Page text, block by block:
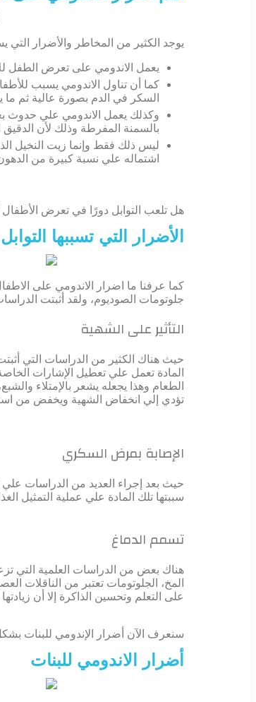
يوجد الكثير من المخاطر والأضرار التي
يعمل الاندومي على تعرض الطفل
كما أن تناول الاندومي يسبب
السكر في الدم بصورة عالية ثم
وكذلك يعمل الاندومي علي حدوث
بالسمنة المفرطة وذلك لأن الدقيق
ليس ذلك فقط وإنما زيت النخيل
اشتماله علي نسبة كبيرة من
هل تلعب التوابل دورًا في تعرض
الأضرار التي تسببها
كما عرفنا ما اضرار الاندومي على
جلوتومات الصوديوم، ولقد أثبتت
التأثير على الشهية
حيث هناك الكثير من الدراسات التي
المادة تعمل علي تعطيل الإشارات
الطعام وهذا يجعله يشعر بالإمتلاء
تؤدي إلي انخفاض الشهية ويخفض من
الإصابة بمرض السكري
حيث بعد إجراء العديد من الدراسات
سببتها تلك المادة علي عملية التمثيل
تسمم الدماغ
هناك بعض من الدراسات العلمية التي
المخ، الجلوتومات تعتبر من الناقلات
على التعلم وتحسين الذاكرة إلا أن
سنعرف الآن أضرار الإندومي للبنات
أضرار الاندومي للبنات